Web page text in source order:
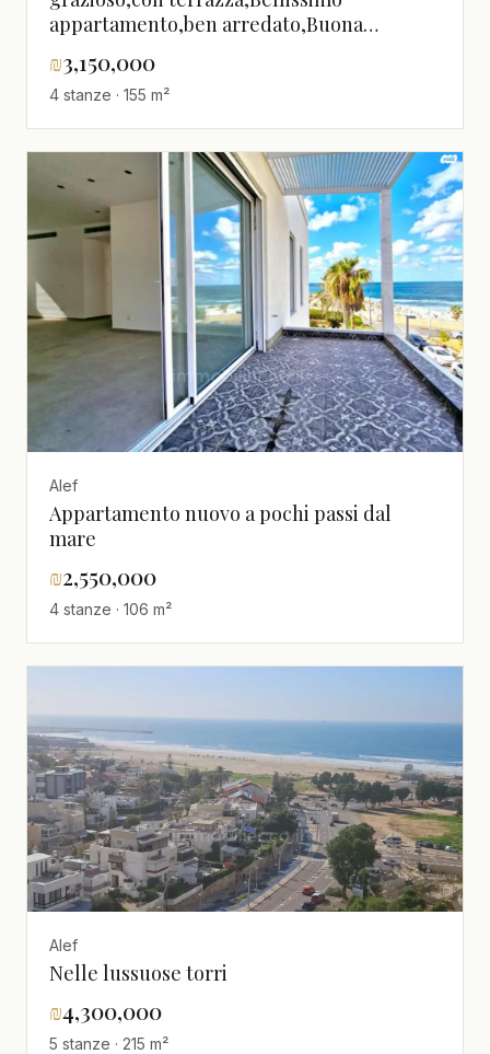
appartamento,ben arredato,Buona
bellissimo edificio,in un nuovo
edificio,Completamente arredato,Piano
alto con
vista,investito,Magnifico,nuovo,Vicino al
mare,Progetto di qualità,spazioso
₪3,150,000
4 stanze · 155 m²
Alef
Appartamento nuovo a pochi passi dal
mare
₪2,550,000
4 stanze · 106 m²
Alef
Nelle lussuose torri
₪4,300,000
5 stanze · 215 m²